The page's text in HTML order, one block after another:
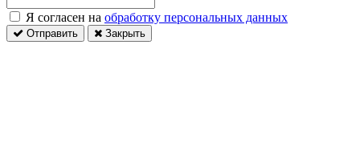
Я согласен на обработку персональных данных
Отправить Закрыть